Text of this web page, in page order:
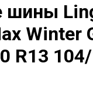
шины
Winter
R13